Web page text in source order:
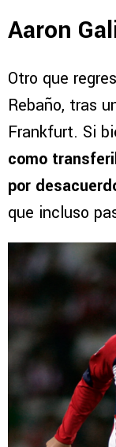
Aaron
Otro que
Rebaño, tras
Frankfurt. Si
como
por
que incluso